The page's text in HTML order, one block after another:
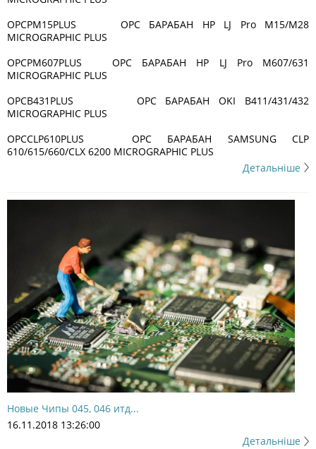
OPCPM15PLUS OPC БАРАБАН HP LJ Pro M15/M28
MICROGRAPHIC PLUS
OPCPM607PLUS OPC БАРАБАН HP LJ Pro M607/631
MICROGRAPHIC PLUS
OPCB431PLUS OPC БАРАБАН OKI B411/431/432
MICROGRAPHIC PLUS
OPCCLP610PLUS OPC БАРАБАН SAMSUNG CLP
610/615/660/CLX 6200 MICROGRAPHIC PLUS
Детальніше
Новые Чипы 045, 046 итд...
16.11.2018 13:26:00
Детальніше